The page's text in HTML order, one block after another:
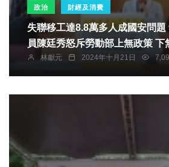
政治 財經及消費
失聯移工達8.8萬多人成國安問題 無黨籍台中市議
員陳廷秀怒斥勞動部上無政策 下
林獻元 2024年十月21日